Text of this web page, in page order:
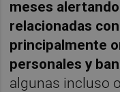
meses
relacionadas
principalmente
personales y
algunas incluso